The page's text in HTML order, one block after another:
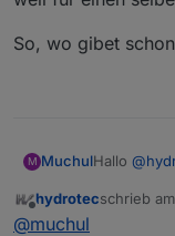
So, wo gibet
M MuchulHallo @
In MQTT
Ich helfe
Offline
hydrotecschrieb am
zuletzt
@muchul